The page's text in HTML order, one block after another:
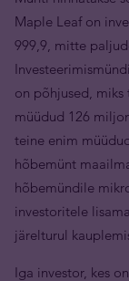
Maple Leaf on
999,9, mitte
on põhjused, miks
müüdud 126
teine enim
hõbemünt
hõbemündile
investoritele
järelturul
Iga investor, kes